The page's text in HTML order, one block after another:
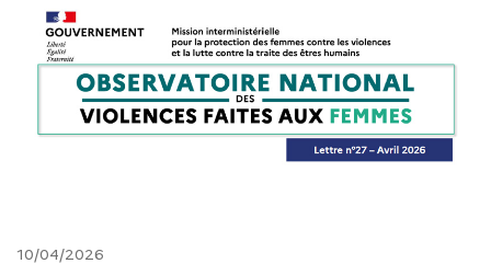
10/04/2026